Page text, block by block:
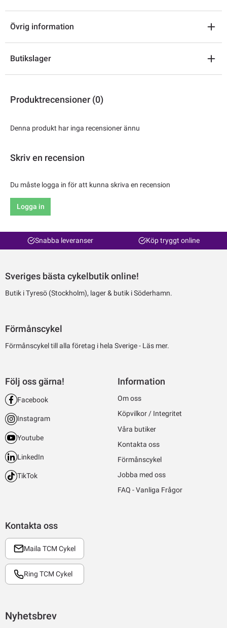
Övrig information
Butikslager
Produktrecensioner (0)
Denna produkt har inga recensioner ännu
Skriv en recension
Du måste logga in för att kunna skriva en recension
Logga in
Snabba leveranser Köp tryggt online
Sveriges bästa cykelbutik online!
Butik i Tyresö (Stockholm), lager & butik i Söderhamn.
Förmånscykel
Förmånscykel till alla företag i hela Sverige - Läs mer.
Kontakta oss
Maila TCM Cykel
Ring TCM Cykel
Följ oss gärna!
Facebook
Instagram
Youtube
LinkedIn
TikTok
Information
Om oss
Köpvilkor / Integritet
Våra butiker
Kontakta oss
Förmånscykel
Jobba med oss
FAQ - Vanliga Frågor
Nyhetsbrev